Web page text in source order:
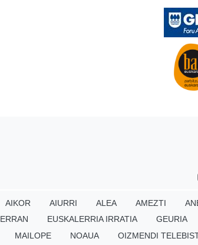
AIKOR AIURRI ALEA AMEZTI
ERRAN EUSKALERRIA IRRATIA GEURIA
MAILOPE NOAUA OIZMENDI